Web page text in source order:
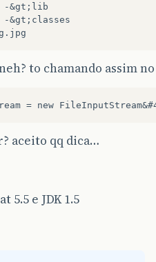
-&gt;lib
-&gt;classes
to chamando assim
aceito qq dica…
5.5 e JDK 1.5